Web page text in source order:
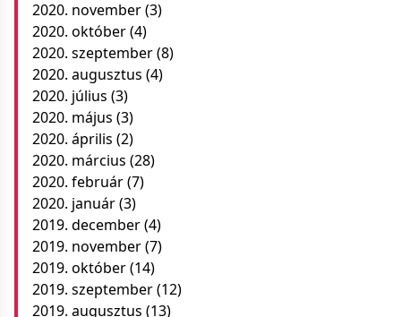
2020. november(3)
2020. október(4)
2020. szeptember(8)
2020. augusztus (4)
2020. július (3)
2020. május (3)
2020. április (2)
2020. március (28)
2020. február(7)
2020. január(3)
2019. december(4)
2019. november(7)
2019. október(14)
2019. szeptember(12)
2019. augusztus (13)